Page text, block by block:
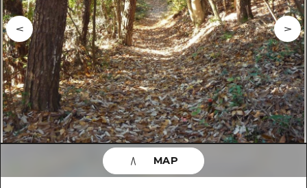
おすすめ
アート
イベント・祭り
グルメ・酒
サイクリング
ショッピング
スポーツ
モデルコース一覧
Dive! Hiroshima 公式ガイド
広島もしもトラベル
あたらしい非日常
広島市周辺
安芸
スポット・体験
スポット・体験一覧
広島市周辺
安芸
備後
備北
イベント
旬情報
お役立ち情報
お役立ち情報一覧
MAP